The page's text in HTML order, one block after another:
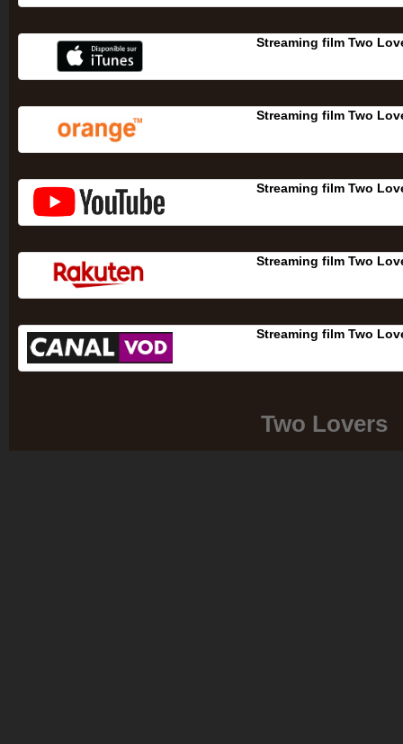
Streaming film Two
Streaming film Two
Streaming film Two
Streaming film Two
Streaming film Two
Two Lovers